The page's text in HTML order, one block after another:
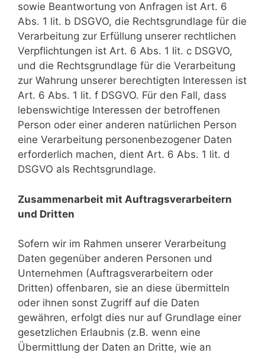
sowie Beantwortung von Anfragen ist Art. 6
Abs. 1 lit. b DSGVO, die Rechtsgrundlage für die
Verarbeitung zur Erfüllung unserer rechtlichen
Verpflichtungen ist Art. 6 Abs. 1 lit. c DSGVO,
und die Rechtsgrundlage für die Verarbeitung
zur Wahrung unserer berechtigten Interessen ist
Art. 6 Abs. 1 lit. f DSGVO. Für den Fall, dass
lebenswichtige Interessen der betroffenen
Person oder einer anderen natürlichen Person
eine Verarbeitung personenbezogener Daten
erforderlich machen, dient Art. 6 Abs. 1 lit. d
DSGVO als Rechtsgrundlage.
Zusammenarbeit mit Auftragsverarbeitern
und Dritten
Sofern wir im Rahmen unserer Verarbeitung
Daten gegenüber anderen Personen und
Unternehmen (Auftragsverarbeitern oder
Dritten) offenbaren, sie an diese übermitteln
oder ihnen sonst Zugriff auf die Daten
gewähren, erfolgt dies nur auf Grundlage einer
gesetzlichen Erlaubnis (z.B. wenn eine
Übermittlung der Daten an Dritte, wie an